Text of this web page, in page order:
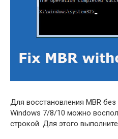
Для восстановления MBR
Windows 7/8/10 можно
строкой. Для этого